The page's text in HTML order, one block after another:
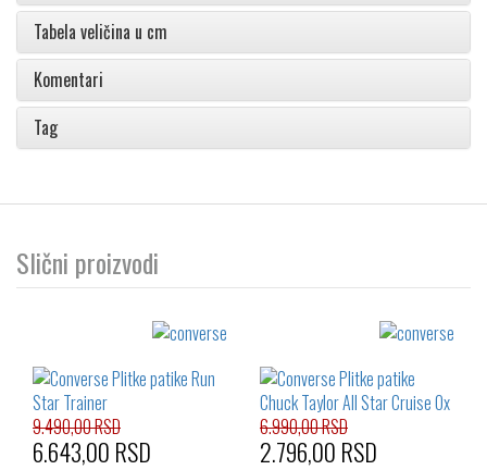
Tabela veličina u cm
Komentari
Tag
Slični proizvodi
9.490,00 RSD
6.643,00 RSD
6.990,00 RSD
2.796,00 RSD